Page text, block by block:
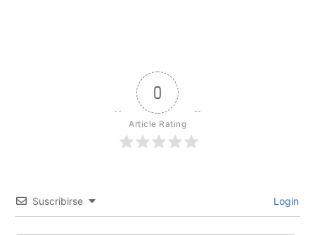
0
Article Rating
Suscribirse Login